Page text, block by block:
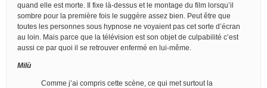
quand elle est morte. Il fixe là-dessus et le montage du film lorsqu’il
sombre pour la première fois le suggère assez bien. Peut être que
toutes les personnes sous hypnose ne voyaient pas cet sorte d’écran
au loin. Mais parce que la télévision est son objet de culpabilité c’est
aussi ce par quoi il se retrouver enfermé en lui-même.
Milù
Comme j’ai compris cette scène, ce qui met surtout la